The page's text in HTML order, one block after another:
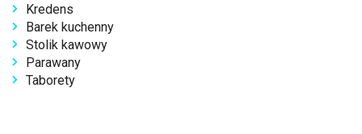
Kredens
Barek kuchenny
Stolik kawowy
Parawany
Taborety